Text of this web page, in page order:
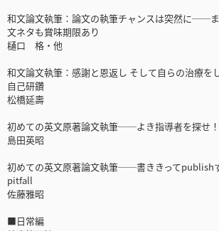
和文論文執筆：論文の執筆チャンスは突然に──
文ネタも賞味期限あり
樋口 格・他
和文論文執筆：感謝と恩返し そして自らの治療
自己研鑽
松橋延壽
初めての英文原著論文執筆──よき指導者を探せ！
島田英昭
初めての英文原著論文執筆──書ききってpublish
pitfall
佐藤雅昭
■日常編